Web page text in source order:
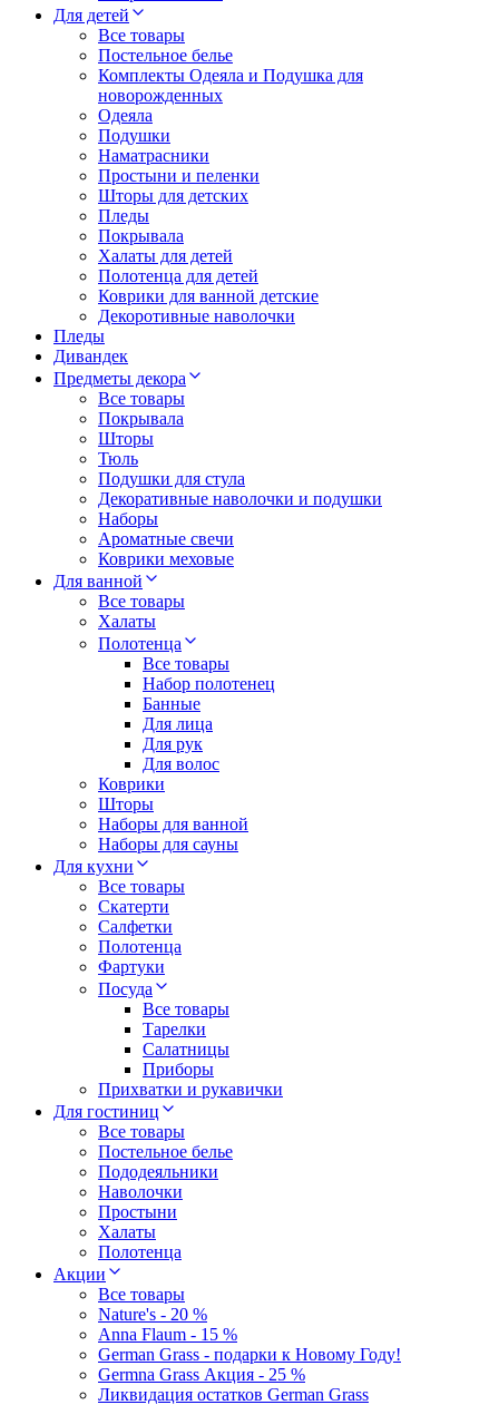
Для детей
Все товары
Постельное белье
Комплекты Одеяла и Подушка для
новорожденных
Одеяла
Подушки
Наматрасники
Простыни и пеленки
Шторы для детских
Пледы
Покрывала
Халаты для детей
Полотенца для детей
Коврики для ванной детские
Декоротивные наволочки
Пледы
Дивандек
Предметы декора
Все товары
Покрывала
Шторы
Тюль
Подушки для стула
Декоративные наволочки и подушки
Наборы
Ароматные свечи
Коврики меховые
Для ванной
Все товары
Халаты
Полотенца
Все товары
Набор полотенец
Банные
Для лица
Для рук
Для волос
Коврики
Шторы
Наборы для ванной
Наборы для сауны
Для кухни
Все товары
Скатерти
Салфетки
Полотенца
Фартуки
Посуда
Все товары
Тарелки
Салатницы
Приборы
Прихватки и рукавички
Для гостиниц
Все товары
Постельное белье
Пододеяльники
Наволочки
Простыни
Халаты
Полотенца
Акции
Все товары
Nature's - 20 %
Anna Flaum - 15 %
German Grass - подарки к Новому Году!
Germna Grass Акция - 25 %
Ликвидация остатков German Grass